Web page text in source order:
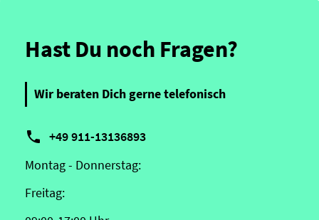
Hast Du noch Fragen?
Wir beraten Dich gerne telefonisch
 +49 911-13136893
Montag - Donnerstag:
Freitag: